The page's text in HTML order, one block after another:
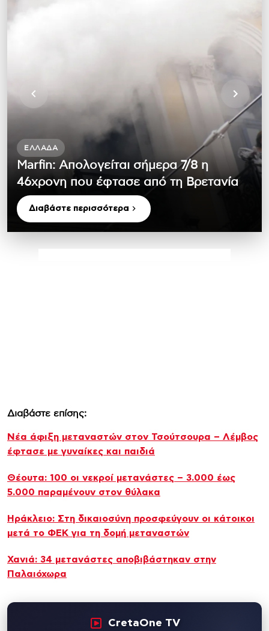
ΕΛΛΆΔΑ
Marfin: Απολογείται σήμερα 7/8 η
46χρονη που έφτασε από τη Βρετανία
Διαβάστε περισσότερα
Διαβάστε επίσης:
Νέα άφιξη μεταναστών στον Τσούτσουρα – Λέμβος
έφτασε με γυναίκες και παιδιά
Θέουτα: 100 οι νεκροί μετανάστες – 3.000 έως
5.000 παραμένουν στον θύλακα
Ηράκλειο: Στη δικαιοσύνη προσφεύγουν οι κάτοικοι
μετά το ΦΕΚ για τη δομή μεταναστών
Χανιά: 34 μετανάστες αποβιβάστηκαν στην
Παλαιόχωρα
CretaOne TV